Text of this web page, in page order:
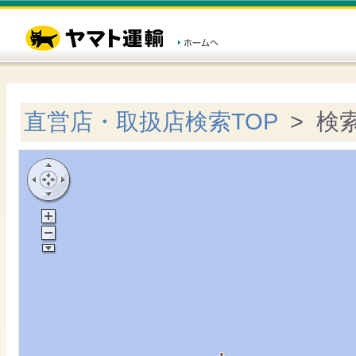
直営店・取扱店検索TOP > 検